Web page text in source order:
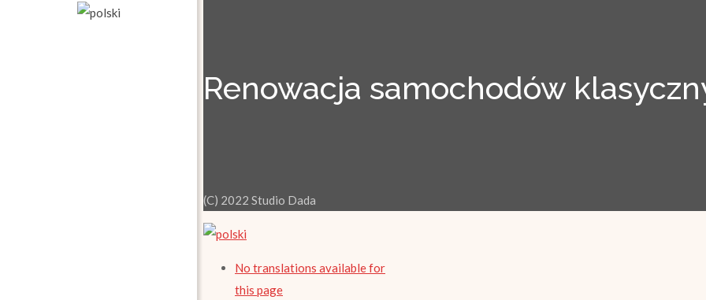
Renowacja samochodów
(C) 2022 Studio Dada
No translations available for
this page